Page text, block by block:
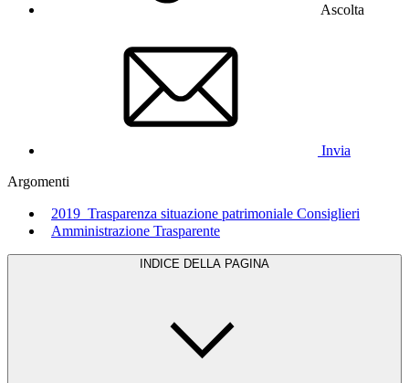
Ascolta
Invia
Argomenti
2019_Trasparenza situazione patrimoniale Consiglieri
Amministrazione Trasparente
INDICE DELLA PAGINA